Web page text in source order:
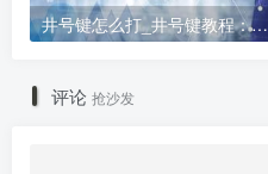
井号键怎么打_井号键教程：打出#的方法
评论 抢沙发